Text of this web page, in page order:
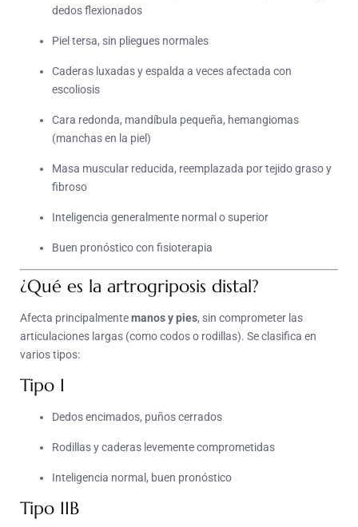
dedos flexionados
Piel tersa, sin pliegues normales
Caderas luxadas y espalda a veces afectada con
escoliosis
Cara redonda, mandíbula pequeña, hemangiomas
(manchas en la piel)
Masa muscular reducida, reemplazada por tejido graso y
fibroso
Inteligencia generalmente normal o superior
Buen pronóstico con fisioterapia
¿Qué es la artrogriposis distal?
Afecta principalmentemanos y pies, sin comprometer las
articulaciones largas (como codos o rodillas). Se clasifica en
varios tipos:
Tipo I
Dedos encimados, puños cerrados
Rodillas y caderas levemente comprometidas
Inteligencia normal, buen pronóstico
Tipo IIB